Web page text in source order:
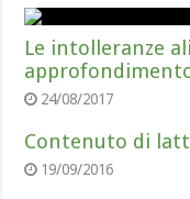
Le intolleranze
24/08/2017
Contenuto di
19/09/2016